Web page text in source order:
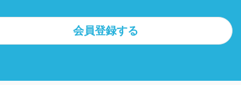
会員登録する